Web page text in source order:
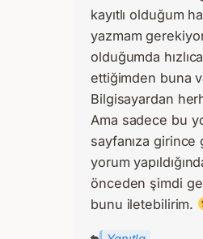
kayıtlı olduğum
yazmam
olduğumda
ettiğimden buna
Bilgisayardan
Ama sadece bu
sayfanıza
yorum
önceden şimdi
bunu iletebilirim.